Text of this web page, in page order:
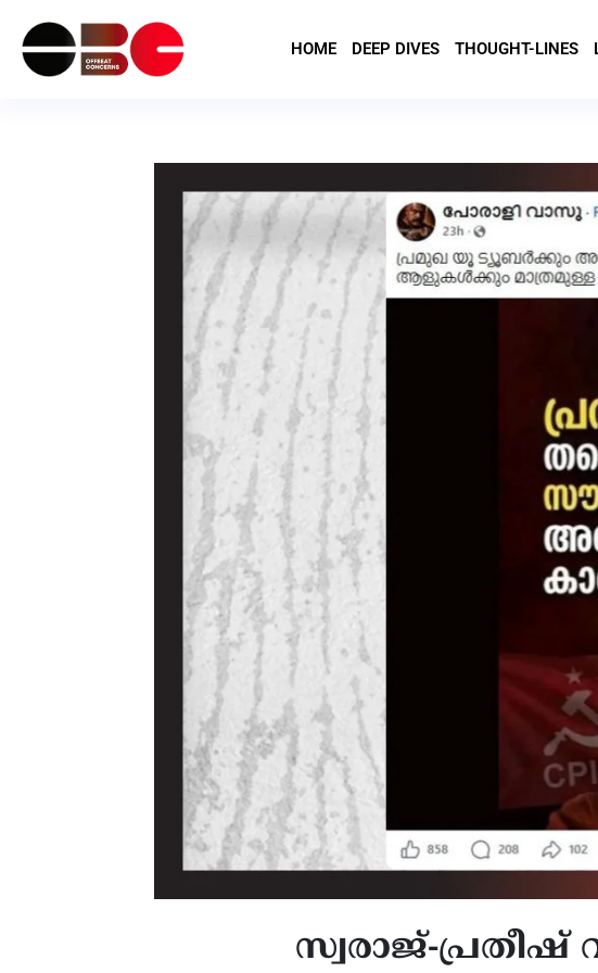
HOME DEEP DIVES THOUGHT-LINES
സ്വരാജ്-പ്രതീഷ്